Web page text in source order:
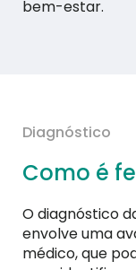
bem-estar.
Diagnóstico
Como é
O diagnóstico
envolve uma
médico, que